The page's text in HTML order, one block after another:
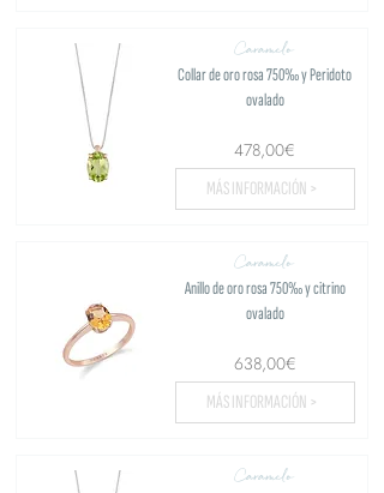
Caramelo
Collar de oro rosa 750‰ y Peridoto
ovalado
478,00€
MÁS INFORMACIÓN >
Caramelo
Anillo de oro rosa 750‰ y citrino
ovalado
638,00€
MÁS INFORMACIÓN >
Caramelo